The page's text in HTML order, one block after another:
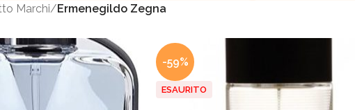
Marchi Ermenegildo Zegna
-59%
ESAURITO